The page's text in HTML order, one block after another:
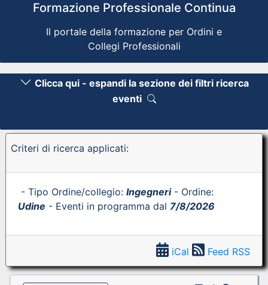
Formazione Professionale Continua
Il portale della formazione per Ordini e
Collegi Professionali
Clicca qui - espandi la sezione dei filtri ricerca
eventi
Criteri di ricerca applicati:
- Tipo Ordine/collegio: Ingegneri- Ordine:
Udine - Eventi in programma dal 7/8/2026
iCal Feed RSS